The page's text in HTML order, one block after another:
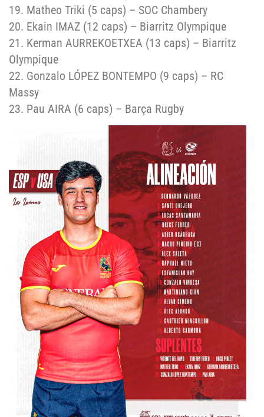
19. Matheo Triki (5 caps) – SOC Chambery
20. Ekain IMAZ (12 caps) – Biarritz Olympique
21. Kerman AURREKOETXEA (13 caps) – Biarritz
Olympique
22. Gonzalo LÓPEZ BONTEMPO (9 caps) – RC
Massy
23. Pau AIRA (6 caps) – Barça Rugby